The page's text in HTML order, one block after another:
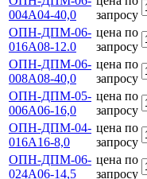
004А04-40,0
запросу
ОПН-ДПМ-06-
016А08-12.0
цена по
запросу
ОПН-ДПМ-06-
008А08-40,0
цена по
запросу
ОПН-ДПМ-05-
006А06-16,0
цена по
запросу
ОПН-ДПМ-04-
016А16-8,0
цена по
запросу
ОПН-ДПМ-06-
024А06-14,5
цена по
запросу